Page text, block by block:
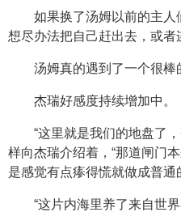
如果换了汤姆以前的主
想尽办法把自己赶出去，或者
汤姆真的遇到了一个很棒
杰瑞好感度持续增加中。
“这里就是我们的地盘了
样向杰瑞介绍着，“那道闸门
是感觉有点瘆得慌就做成普通
“这片内海里养了来自世